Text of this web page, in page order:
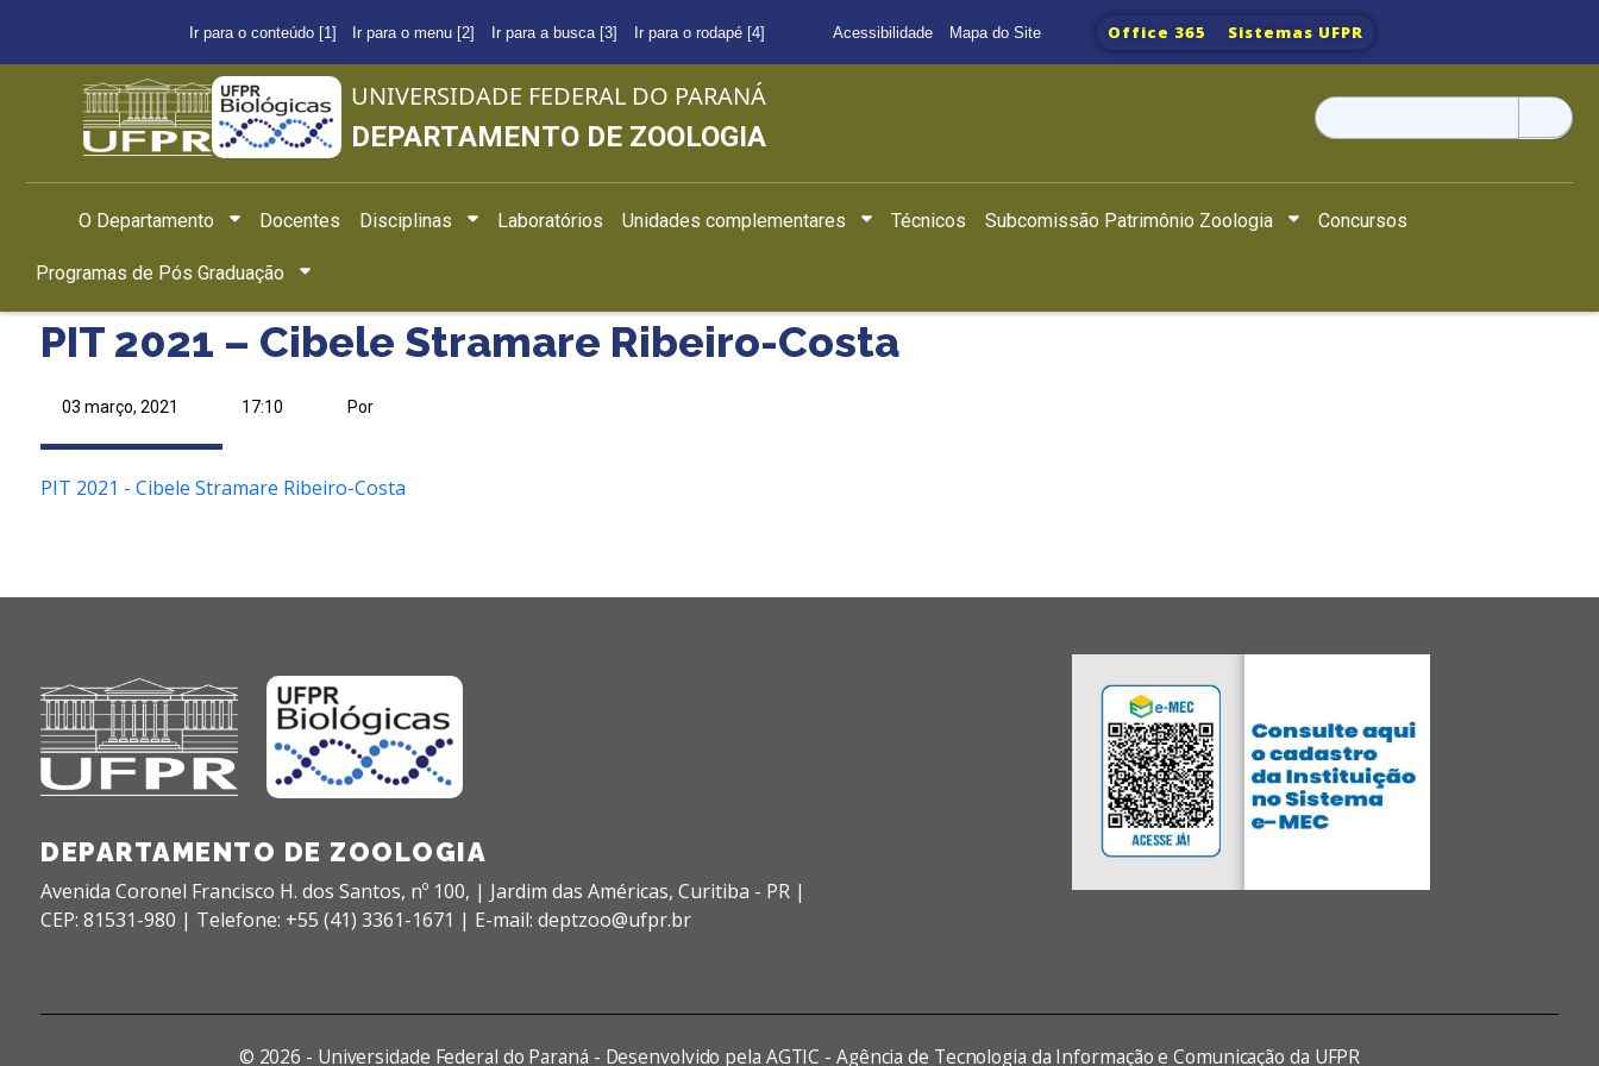
Ir para o conteúdo [1] Ir para o menu [2] Ir para a busca [3] Ir para o rodapé [4] Acessibilidade Mapa do Site Office 365 Sistemas UFPR
UNIVERSIDADE FEDERAL DO PARANÁ
DEPARTAMENTO DE ZOOLOGIA
Pesquisar
por:
O Departamento Docentes Disciplinas Laboratórios Unidades complementares Técnicos Subcomissão Patrimônio Zoologia Concursos
Programas de Pós Graduação
PIT 2021 – Cibele Stramare Ribeiro-Costa
03 março, 2021 17:10 Por
PIT 2021 - Cibele Stramare Ribeiro-Costa
DEPARTAMENTO DE ZOOLOGIA
Avenida Coronel Francisco H. dos Santos, nº 100, | Jardim das Américas, Curitiba - PR |
CEP: 81531-980 | Telefone: +55 (41) 3361-1671 | E-mail: deptzoo@ufpr.br
© 2026 - Universidade Federal do Paraná - Desenvolvido pela AGTIC - Agência de Tecnologia da Informação e Comunicação da UFPR